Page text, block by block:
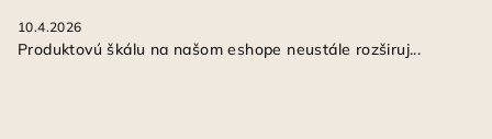
10.4.2026
Produktovú škálu na našom eshope neustále rozširuj...